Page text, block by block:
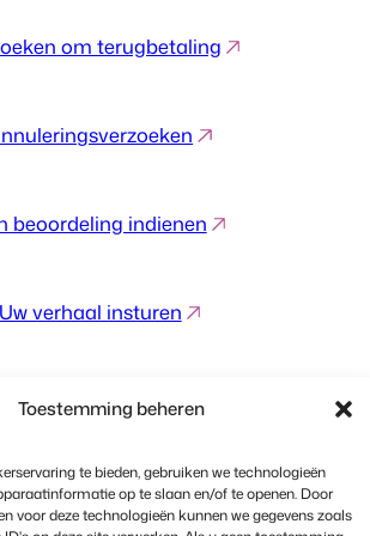
Toestemming beheren
te bieden, gebruiken we technologieën
op te slaan en/of te openen. Door
voor deze technologieën kunnen we gegevens zoals
om terugbetaling
beoordeling indienen
Uw verhaal insturen